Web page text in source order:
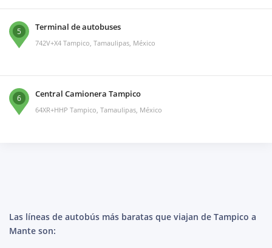
5 Terminal de autobuses
742V+X4 Tampico, Tamaulipas, México
6 Central Camionera Tampico
64XR+HHP Tampico, Tamaulipas, México
Las líneas de autobús más baratas que viajan de Tampico a
Mante son: